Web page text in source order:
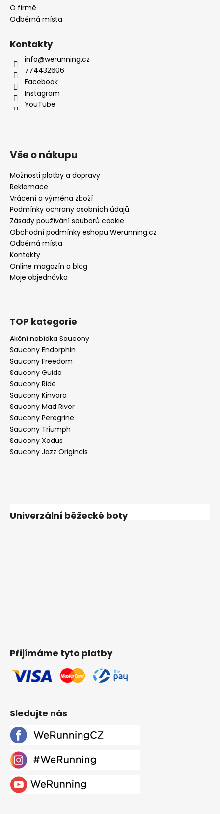
O firmě
Odběrná místa
Kontakty
info@werunning.cz
774432606
Facebook
Instagram
YouTube
Vše o nákupu
Možnosti platby a dopravy
Reklamace
Vrácení a výměna zboží
Podmínky ochrany osobních údajů
Zásady používání souborů cookie
Obchodní podmínky eshopu Werunning.cz
Odběrná místa
Kontakty
Online magazín a blog
Moje objednávka
TOP kategorie
Akční nabídka Saucony
Saucony Endorphin
Saucony Freedom
Saucony Guide
Saucony Ride
Saucony Kinvara
Saucony Mad River
Saucony Peregrine
Saucony Triumph
Saucony Xodus
Saucony Jazz Originals
Univerzální běžecké boty
Přijímáme tyto platby
Sledujte nás